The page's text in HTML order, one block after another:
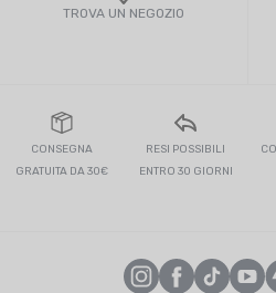
TROVA UN NEGOZIO
CONSEGNA
GRATUITA DA 30€
RESI POSSIBILI
ENTRO 30 GIORNI